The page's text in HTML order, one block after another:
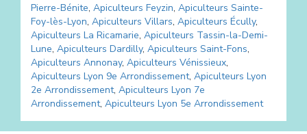
Pierre-Bénite, Apiculteurs Feyzin, Apiculteurs Sainte-
Foy-lès-Lyon, Apiculteurs Villars, Apiculteurs Écully,
Apiculteurs La Ricamarie, Apiculteurs Tassin-la-Demi-
Lune, Apiculteurs Dardilly, Apiculteurs Saint-Fons,
Apiculteurs Annonay, Apiculteurs Vénissieux,
Apiculteurs Lyon 9e Arrondissement, Apiculteurs Lyon
2e Arrondissement, Apiculteurs Lyon 7e
Arrondissement, Apiculteurs Lyon 5e Arrondissement